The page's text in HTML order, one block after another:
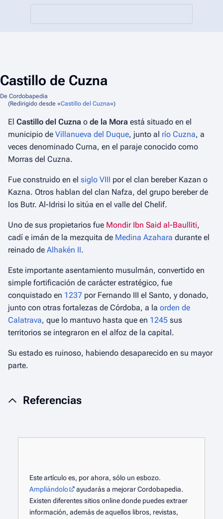
Castillo de Cuzna
De Cordobapedia
(Redirigido desde «Castillo del Cuzna»)
El Castillo del Cuzna o de la Mora está situado en el
municipio de Villanueva del Duque, junto al río Cuzna, a
veces denominado Curna, en el paraje conocido como
Morras del Cuzna.
Fue construido en el siglo VIII por el clan bereber Kazan o
Kazna. Otros hablan del clan Nafza, del grupo bereber de
los Butr. Al-Idrisi lo sitúa en el valle del Chelif.
Uno de sus propietarios fue Mondir Ibn Said al-Baulliti,
cadí e imán de la mezquita de Medina Azahara durante el
reinado de Alhakén II.
Este importante asentamiento musulmán, convertido en
simple fortificación de carácter estratégico, fue
conquistado en 1237 por Fernando III el Santo, y donado,
junto con otras fortalezas de Córdoba, a la orden de
Calatrava, que lo mantuvo hasta que en 1245 sus
territorios se integraron en el alfoz de la capital.
Su estado es ruinoso, habiendo desaparecido en su mayor
parte.
Referencias
Este artículo es, por ahora, sólo un esbozo.
Ampliándolo
ayudarás a mejorar Cordobapedia.
Existen diferentes sitios online donde puedes extraer
información, además de aquellos libros, revistas,